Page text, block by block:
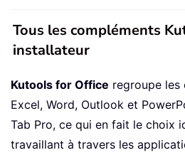
Tous les compléments
installateur
Kutools for Office regroupe les
Excel, Word, Outlook et
Tab Pro, ce qui en fait le choix
travaillant à travers les